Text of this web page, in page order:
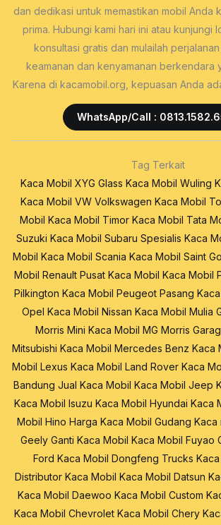
dan dedikasi untuk memastikan mobil Anda
prima. Hubungi kami hari ini atau kunjungi
konsultasi gratis dan mulailah
keamanan dan kenyamanan berkendara
Karena di kacamobil.org, kepuasan Anda
WhatsApp/Call :
Tag Terkait
Kaca Mobil XYG Glass Kaca Mobil Wuling
Kaca Mobil VW Volkswagen Kaca Mobil
Mobil Kaca Mobil Timor Kaca Mobil Tata
Suzuki Kaca Mobil Subaru Spesialis Kaca
Mobil Kaca Mobil Scania Kaca Mobil Saint
Mobil Renault Pusat Kaca Mobil Kaca Mobil
Pilkington Kaca Mobil Peugeot Pasang
Opel Kaca Mobil Nissan Kaca Mobil Mulia
Morris Mini Kaca Mobil MG Morris
Mitsubishi Kaca Mobil Mercedes Benz Kaca
Mobil Lexus Kaca Mobil Land Rover Kaca
Bandung Jual Kaca Mobil Kaca Mobil Jeep
Kaca Mobil Isuzu Kaca Mobil Hyundai Kaca
Mobil Hino Harga Kaca Mobil Gudang Kaca
Geely Ganti Kaca Mobil Kaca Mobil Fuyao
Ford Kaca Mobil Dongfeng Trucks
Distributor Kaca Mobil Kaca Mobil Datsun
Kaca Mobil Daewoo Kaca Mobil Custom
Kaca Mobil Chevrolet Kaca Mobil Chery